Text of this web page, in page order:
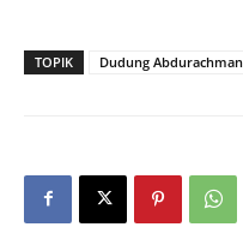
TOPIK Dudung Abdurachman